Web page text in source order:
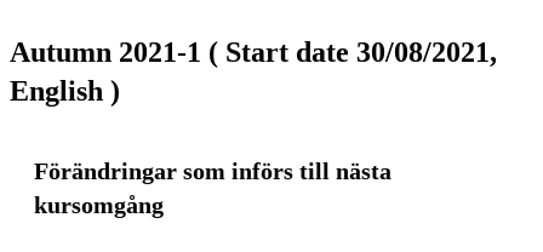
Autumn 2021-1 ( Start date 30/08/2021,
English )
Förändringar som införs till nästa
kursomgång